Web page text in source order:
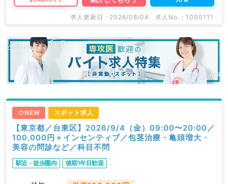
求人更新日 : 2026/08/04 求人No. : 1000111
NEW スポット求人
【東京都／台東区】2026/9/4（金）09:00〜20:00／
100,000円＋インセンティブ／包茎治療・亀頭増大・
美容の問診など／科目不問
駅近・徒歩圏内 後期1年目歓迎